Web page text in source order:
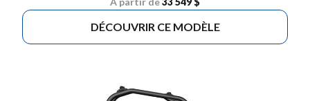
DÉCOUVRIR CE MODÈLE